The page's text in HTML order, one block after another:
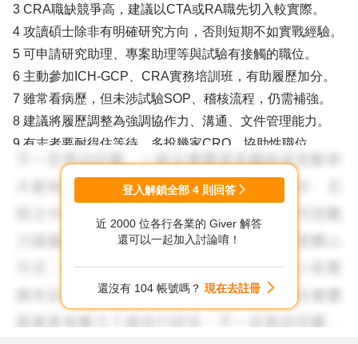
3 CRA職缺競爭高，建議以CTA或RA職先切入較實際。
4 攻讀碩士除非有明確研究方向，否則短期不如實戰經驗。
5 可申請研究助理、專案助理等與試驗有接觸的職位。
6 主動參加ICH-GCP、CRA實務培訓班，有助履歷加分。
7 雖常看病歷，但未涉試驗SOP、稽核流程，仍需補強。
8 建議將履歷調整為強調協作力、溝通、文件管理能力。
9 有志者要耐得住等待，多投幾家CRO、協助性職位。
10 若能進入藥廠或CRO做支援性職務，也能轉CRA更順。
11 別忽視LinkedIn經營與主動私訊HR，增加曝光率。有哪
些不足之處，履歷調整為強調協作力、溝通、文件管理能
力，多投幾家CRO、協助性職位，參加ICH-GCP、CRA實
登入解鎖全部 4 則回答
近 2000 位各行各業的 Giver 解答
還可以一起加入討論唷！
還沒有 104 帳號嗎？ 現在去註冊